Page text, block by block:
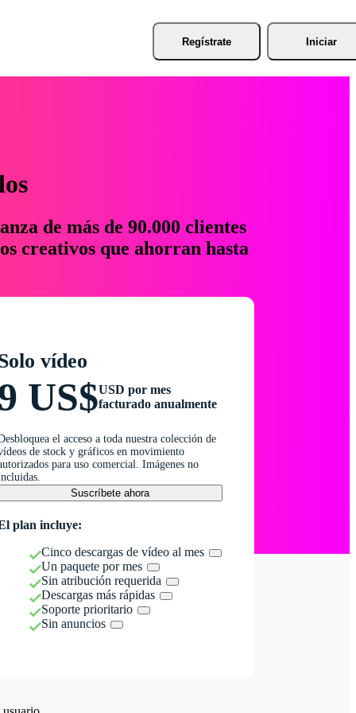
Regístrate Iniciar
de más de 90.000 clientes
creativos que ahorran hasta
vídeo
US$USD por mes
facturado anualmente
el acceso a toda nuestra colección de
de stock y gráficos en movimiento
para uso comercial. Imágenes no
Suscríbete ahora
plan incluye:
Cinco descargas de vídeo al mes
Un paquete por mes
Sin atribución requerida
Descargas más rápidas
Soporte prioritario
Sin anuncios